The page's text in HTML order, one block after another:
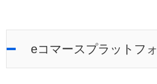
eコマースプラットフ